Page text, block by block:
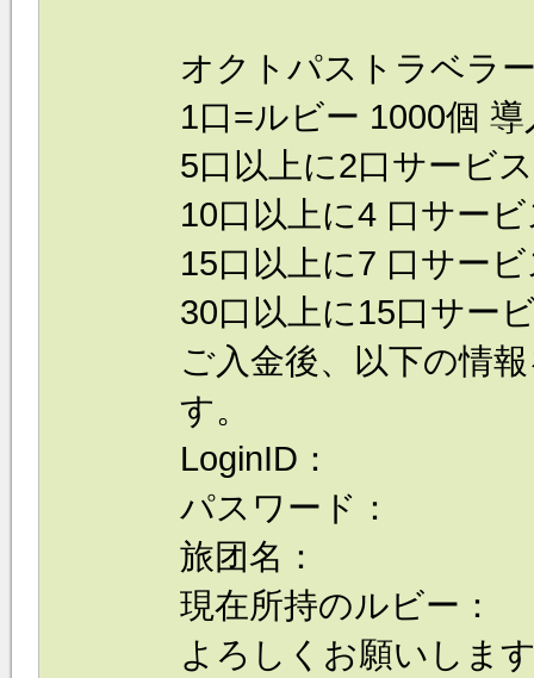
オクトパストラベラ
1口=ルビー 1000個
5口以上に2口サー
10口以上に4 口サー
15口以上に7 口サー
30口以上に15口サー
ご入金後、以下の情
す。
LoginID：
パスワード：
旅团名：
現在所持のルビー：
よろしくお願いしま